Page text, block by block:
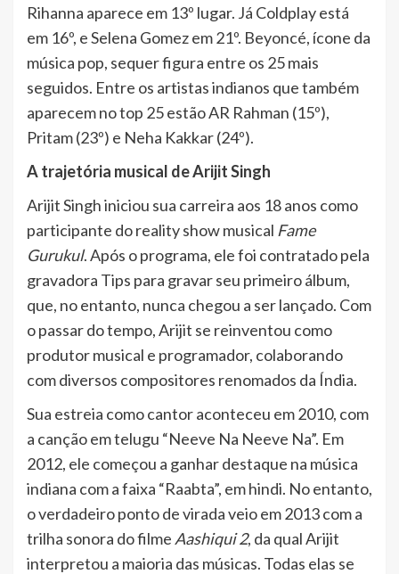
Rihanna aparece em 13º lugar. Já Coldplay está
em 16º, e Selena Gomez em 21º. Beyoncé, ícone da
música pop, sequer figura entre os 25 mais
seguidos. Entre os artistas indianos que também
aparecem no top 25 estão AR Rahman (15º),
Pritam (23º) e Neha Kakkar (24º).
A trajetória musical de Arijit Singh
Arijit Singh iniciou sua carreira aos 18 anos como
participante do reality show musical Fame
Gurukul. Após o programa, ele foi contratado pela
gravadora Tips para gravar seu primeiro álbum,
que, no entanto, nunca chegou a ser lançado. Com
o passar do tempo, Arijit se reinventou como
produtor musical e programador, colaborando
com diversos compositores renomados da Índia.
Sua estreia como cantor aconteceu em 2010, com
a canção em telugu “Neeve Na Neeve Na”. Em
2012, ele começou a ganhar destaque na música
indiana com a faixa “Raabta”, em hindi. No entanto,
o verdadeiro ponto de virada veio em 2013 com a
trilha sonora do filme Aashiqui 2, da qual Arijit
interpretou a maioria das músicas. Todas elas se